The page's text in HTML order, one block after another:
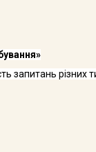
запи­тань різних